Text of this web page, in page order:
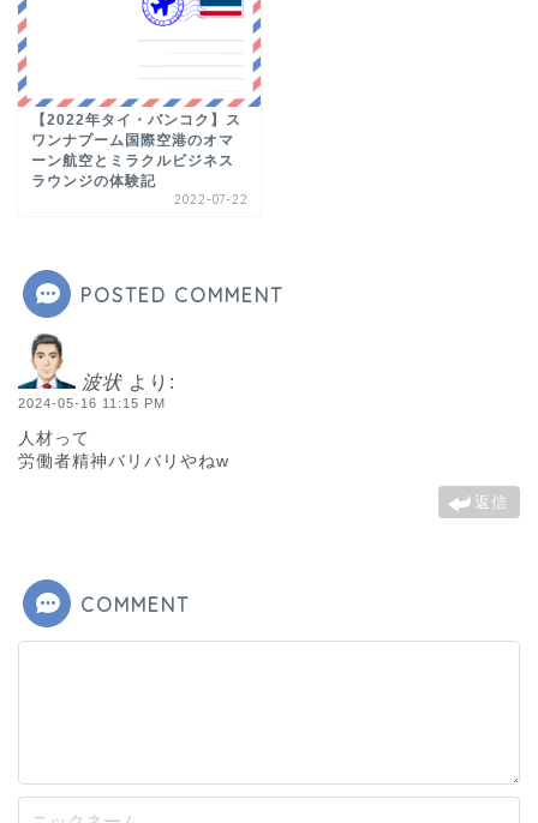
【2022年タイ・バンコク】ス
ワンナプーム国際空港のオマ
ーン航空とミラクルビジネス
ラウンジの体験記
2022-07-22
POSTED COMMENT
波状 より:
2024-05-16 11:15 PM
人材って
労働者精神バリバリやねw
返信
COMMENT